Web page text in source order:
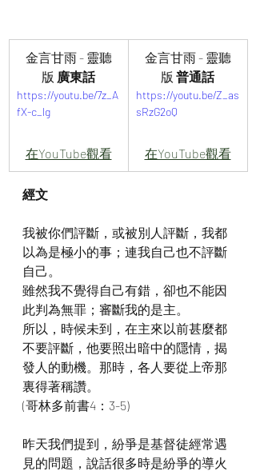
金言甘雨 - 靈聽
版 廣東話
https://youtu.be/7z_A
fX-c_lg
在YouTube觀看
金言甘雨 - 靈聽
版 普通話
https://youtu.be/Z_as
sRzG2oQ
在YouTube觀看
經文
我被你們評斷，或被別人評斷，我都
以為是極小的事；連我自己也不評斷
自己。
雖然我不覺得自己有錯，卻也不能因
此判為無罪；審斷我的是主。
所以，時候未到，在主來以前甚麼都
不要評斷，他要照出暗中的隱情，揭
發人的動機。那時，各人要從上帝那
裏得著稱讚。
(哥林多前書4：3-5)
昨天我們提到，紛爭是基督徒經常遇
見的問題，說話很多時是紛爭的導火